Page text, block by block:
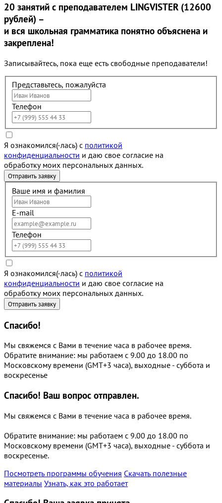
20 занятий с преподавателем LINGVISTER (12600
рублей) –
и вся школьная грамматика понятно объяснена и
закреплена!
Записывайтесь, пока еще есть свободные преподаватели!
Представьтесь, пожалуйста
Телефон
Я ознакомился(-лась) с политикой
конфиденциальности и даю свое согласие на
обработку моих персональных данных.
Ваше имя и фамилия
E-mail
Телефон
Я ознакомился(-лась) с политикой
конфиденциальности и даю свое согласие на
обработку моих персональных данных.
Спасибо!
Мы свяжемся с Вами в течение часа в рабочее время.
Обратите внимание: мы работаем с 9.00 до 18.00 по
Московскому времени (GMT+3 часа), выходные - суббота и
воскресенье
Спасибо! Ваш вопрос отправлен.
Мы свяжемся с Вами в течение часа в рабочее время.
Обратите внимание: мы работаем с 9.00 до 18.00 по
Московскому времени (GMT+3 часа), выходные - суббота и
воскресенье.
Посмотреть программы обучения Скачать полезные
материалы Узнать, как это работает